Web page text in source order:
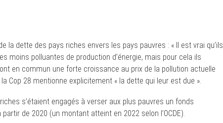
la dette des pays riches envers les pays pauvres : « Il est vrai qu’ils
moins polluantes de production d’énergie, mais pour cela ils
en commun une forte croissance au prix de la pollution actuelle
Cop 28 mentionne explicitement « la dette qui leur est due ».
s’étaient engagés à verser aux plus pauvres un fonds
de 2020 (un montant atteint en 2022 selon l’OCDE).